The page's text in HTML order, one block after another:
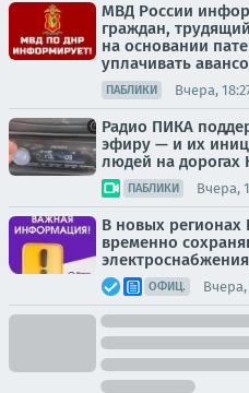
МВД России
граждан,
на основании
уплачивать
ПАБЛИКИ Вчера,
Радио ПИКА
эфиру — и их
людей на дорогах
ПАБЛИКИ Вчера,
В новых регионах
временно
ОФИЦ. Вчера,